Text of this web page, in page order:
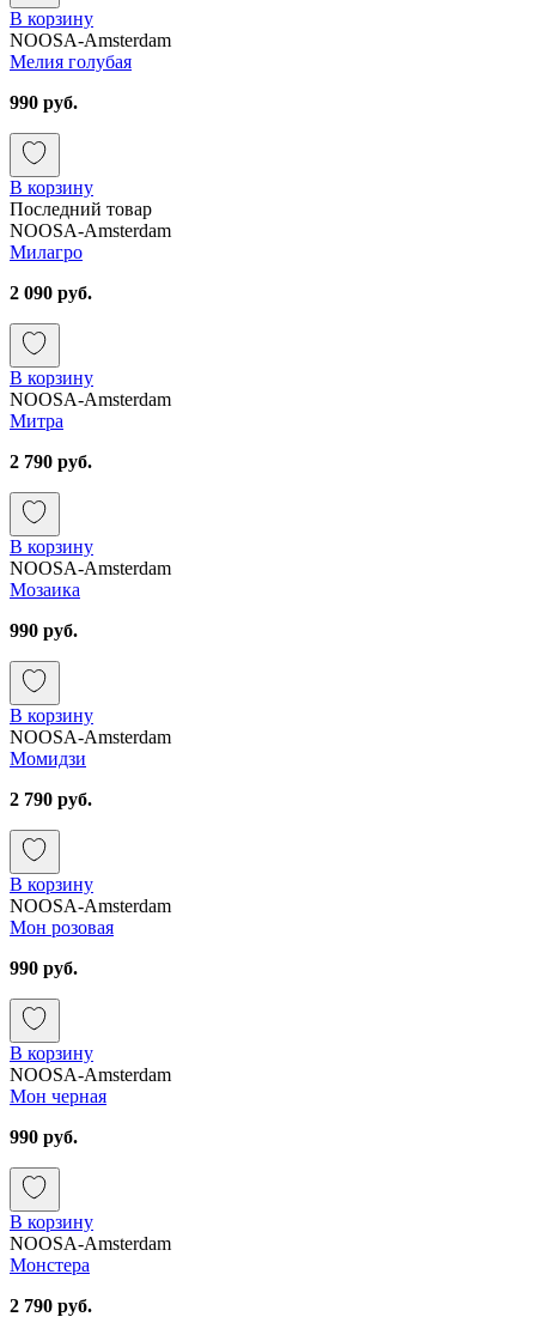
В корзину
NOOSA-Amsterdam
Мелия голубая
990 руб.
В корзину
Последний товар
NOOSA-Amsterdam
Милагро
2 090 руб.
В корзину
NOOSA-Amsterdam
Митра
2 790 руб.
В корзину
NOOSA-Amsterdam
Мозаика
990 руб.
В корзину
NOOSA-Amsterdam
Момидзи
2 790 руб.
В корзину
NOOSA-Amsterdam
Мон розовая
990 руб.
В корзину
NOOSA-Amsterdam
Мон черная
990 руб.
В корзину
NOOSA-Amsterdam
Монстера
2 790 руб.